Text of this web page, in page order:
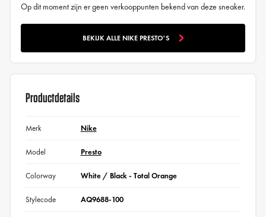
Op dit moment zijn er geen verkooppunten bekend van deze sneaker.
BEKIJK ALLE NIKE PRESTO'S
Productdetails
Merk Nike
Model Presto
Colorway White / Black - Total Orange
Stylecode AQ9688-100